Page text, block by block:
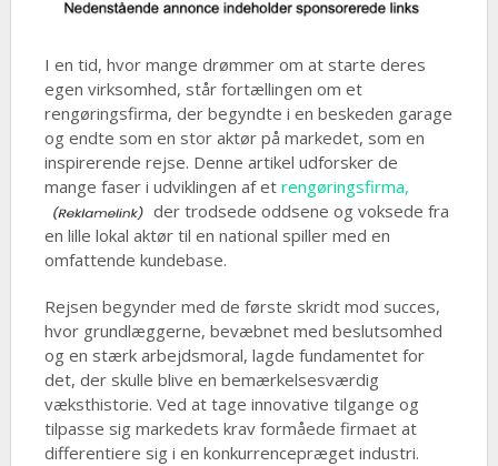
I en tid, hvor mange drømmer om at starte deres
egen virksomhed, står fortællingen om et
rengøringsfirma, der begyndte i en beskeden garage
og endte som en stor aktør på markedet, som en
inspirerende rejse. Denne artikel udforsker de
mange faser i udviklingen af et rengøringsfirma,
der trodsede oddsene og voksede fra
en lille lokal aktør til en national spiller med en
omfattende kundebase.
Rejsen begynder med de første skridt mod succes,
hvor grundlæggerne, bevæbnet med beslutsomhed
og en stærk arbejdsmoral, lagde fundamentet for
det, der skulle blive en bemærkelsesværdig
væksthistorie. Ved at tage innovative tilgange og
tilpasse sig markedets krav formåede firmaet at
differentiere sig i en konkurrencepræget industri.